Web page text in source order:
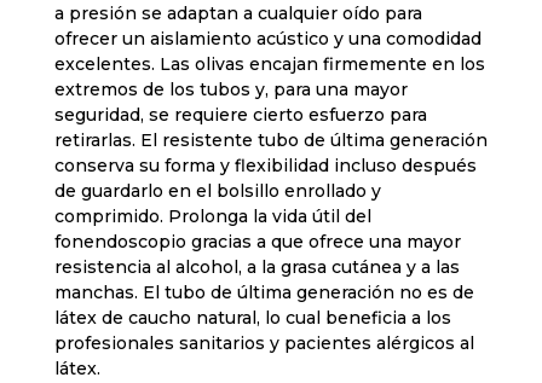
a presión se adaptan a cualquier oído para
ofrecer un aislamiento acústico y una comodidad
excelentes. Las olivas encajan firmemente en los
extremos de los tubos y, para una mayor
seguridad, se requiere cierto esfuerzo para
retirarlas. El resistente tubo de última generación
conserva su forma y flexibilidad incluso después
de guardarlo en el bolsillo enrollado y
comprimido. Prolonga la vida útil del
fonendoscopio gracias a que ofrece una mayor
resistencia al alcohol, a la grasa cutánea y a las
manchas. El tubo de última generación no es de
látex de caucho natural, lo cual beneficia a los
profesionales sanitarios y pacientes alérgicos al
látex.